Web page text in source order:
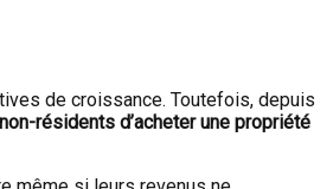
de croissance. Toutefois, depuis
résidents d’acheter une propriété